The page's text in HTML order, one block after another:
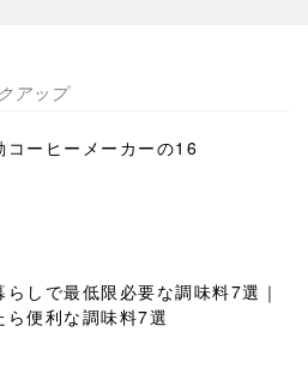
アップ
コーヒーメーカーの16
らしで最低限必要な調味料7選｜
ら便利な調味料7選